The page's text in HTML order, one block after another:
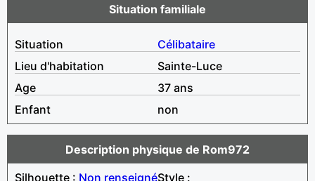
Situation familiale
Situation
Célibataire
Lieu d'habitation
Sainte-Luce
Age
37 ans
Enfant
non
Description physique de Rom972
Silhouette : Non renseignéStyle :